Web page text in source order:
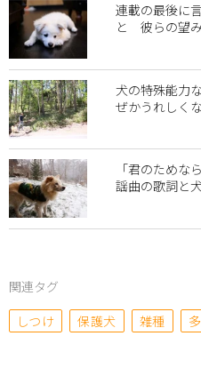
連載の最後に
と 彼らの望み
犬の特殊能力
ぜかうれしく
「君のため
謡曲の歌詞と
関連タグ
しつけ
保護犬 雑種